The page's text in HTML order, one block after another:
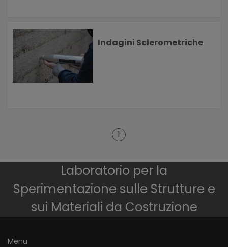
Indagini Sclerometriche
1
Laboratorio per la
Sperimentazione sulle Strutture e
sui Materiali da Costruzione
Menu